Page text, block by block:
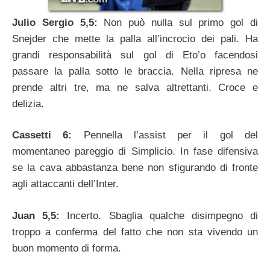
Julio Sergio 5,5: Non può nulla sul primo gol di
Snejder che mette la palla all’incrocio dei pali. Ha
grandi responsabilità sul gol di Eto’o facendosi
passare la palla sotto le braccia. Nella ripresa ne
prende altri tre, ma ne salva altrettanti. Croce e
delizia.
Cassetti 6:
Pennella l’assist per il gol del
momentaneo pareggio di Simplicio. In fase difensiva
se la cava abbastanza bene non sfigurando di fronte
agli attaccanti dell’Inter.
Juan 5,5: Incerto. Sbaglia qualche disimpegno di
troppo a conferma del fatto che non sta vivendo un
buon momento di forma.